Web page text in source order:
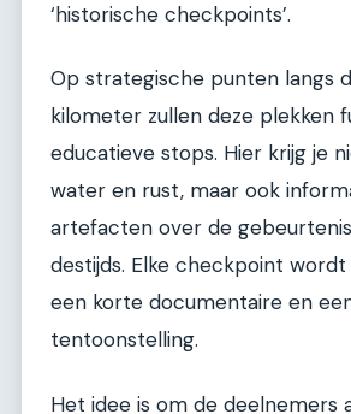
‘historische checkpoints’.
Op strategische punten langs
kilometer zullen deze plekken
educatieve stops. Hier krijg je
water en rust, maar ook
artefacten over de
destijds. Elke checkpoint
een korte documentaire en
tentoonstelling.
Het idee is om de deelnemers